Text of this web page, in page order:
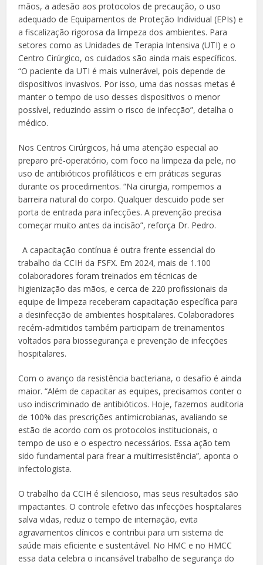
mãos, a adesão aos protocolos de precaução, o uso
adequado de Equipamentos de Proteção Individual (EPIs) e
a fiscalização rigorosa da limpeza dos ambientes. Para
setores como as Unidades de Terapia Intensiva (UTI) e o
Centro Cirúrgico, os cuidados são ainda mais específicos.
“O paciente da UTI é mais vulnerável, pois depende de
dispositivos invasivos. Por isso, uma das nossas metas é
manter o tempo de uso desses dispositivos o menor
possível, reduzindo assim o risco de infecção”, detalha o
médico.
Nos Centros Cirúrgicos, há uma atenção especial ao
preparo pré-operatório, com foco na limpeza da pele, no
uso de antibióticos profiláticos e em práticas seguras
durante os procedimentos. “Na cirurgia, rompemos a
barreira natural do corpo. Qualquer descuido pode ser
porta de entrada para infecções. A prevenção precisa
começar muito antes da incisão”, reforça Dr. Pedro.
A capacitação contínua é outra frente essencial do
trabalho da CCIH da FSFX. Em 2024, mais de 1.100
colaboradores foram treinados em técnicas de
higienização das mãos, e cerca de 220 profissionais da
equipe de limpeza receberam capacitação específica para
a desinfecção de ambientes hospitalares. Colaboradores
recém-admitidos também participam de treinamentos
voltados para biossegurança e prevenção de infecções
hospitalares.
Com o avanço da resistência bacteriana, o desafio é ainda
maior. “Além de capacitar as equipes, precisamos conter o
uso indiscriminado de antibióticos. Hoje, fazemos auditoria
de 100% das prescrições antimicrobianas, avaliando se
estão de acordo com os protocolos institucionais, o
tempo de uso e o espectro necessários. Essa ação tem
sido fundamental para frear a multirresistência”, aponta o
infectologista.
O trabalho da CCIH é silencioso, mas seus resultados são
impactantes. O controle efetivo das infecções hospitalares
salva vidas, reduz o tempo de internação, evita
agravamentos clínicos e contribui para um sistema de
saúde mais eficiente e sustentável. No HMC e no HMCC
essa data celebra o incansável trabalho de segurança do